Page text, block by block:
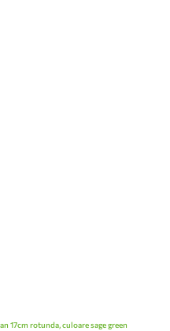
17cm rotunda, culoare sage green